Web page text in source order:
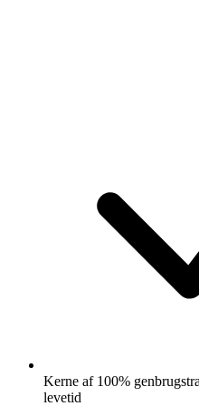
Kerne af 100%
levetid